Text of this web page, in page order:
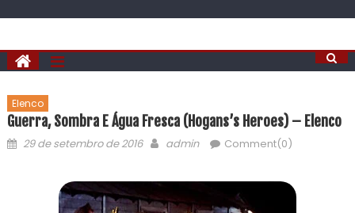
Elenco
Guerra, Sombra E Água Fresca (Hogans’s Heroes) – Elenco
29 de setembro de 2016 admin Comment(0)